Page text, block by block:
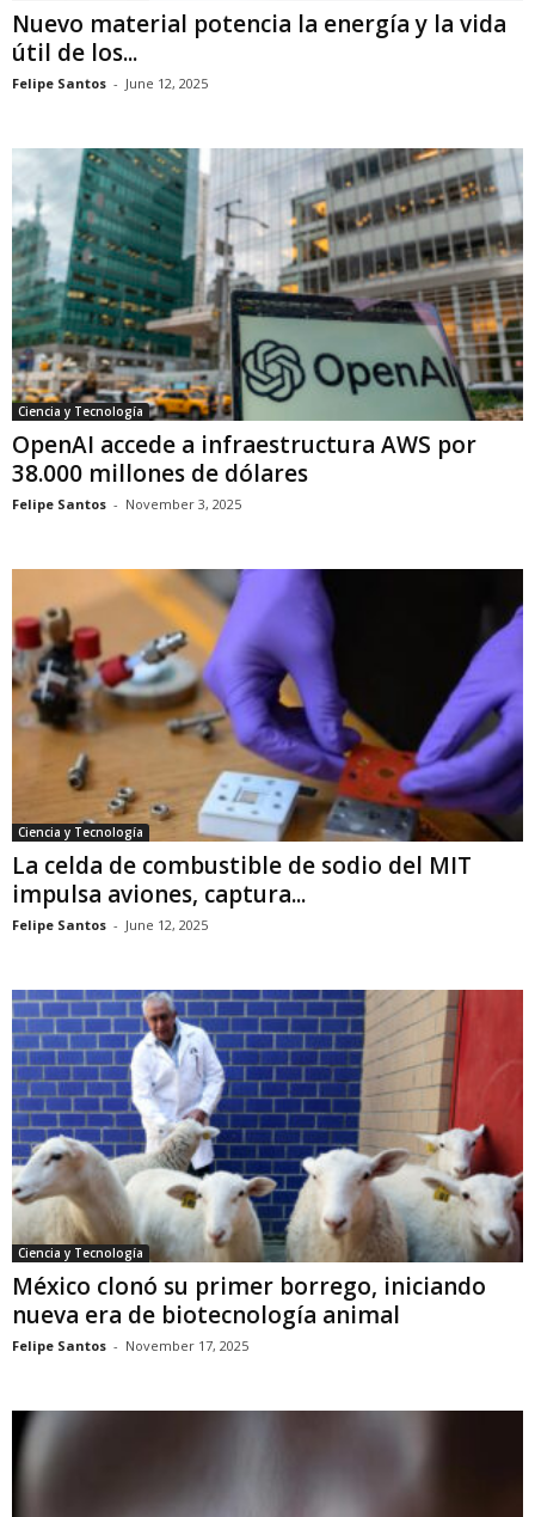
Nuevo material potencia la energía y la vida
útil de los...
Felipe Santos - June 12, 2025
Ciencia y Tecnología
OpenAI accede a infraestructura AWS por
38.000 millones de dólares
Felipe Santos - November 3, 2025
Ciencia y Tecnología
La celda de combustible de sodio del MIT
impulsa aviones, captura...
Felipe Santos - June 12, 2025
Ciencia y Tecnología
México clonó su primer borrego, iniciando
nueva era de biotecnología animal
Felipe Santos - November 17, 2025